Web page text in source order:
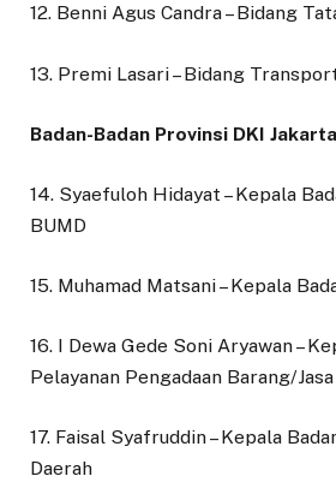
12. Benni Agus Candra – Bidang
13. Premi Lasari – Bidang
Badan-Badan Provinsi DKI Jakarta
14. Syaefuloh Hidayat – Kepala
BUMD
15. Muhamad Matsani – Kepala
16. I Dewa Gede Soni Aryawan –
Pelayanan Pengadaan Barang/Jasa
17. Faisal Syafruddin – Kepala
Daerah